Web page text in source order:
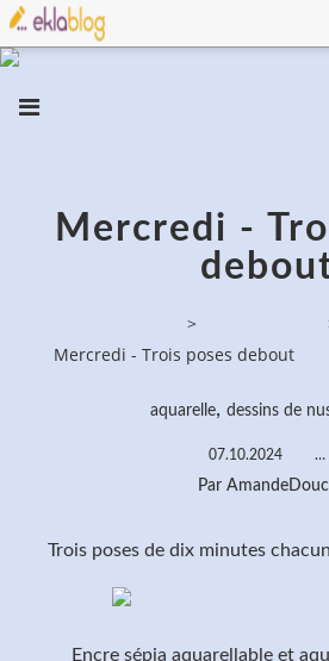
Mercredi -
>
Mercredi - Trois poses debout
aquarelle, dessins de
07.10.2024 …
Par
Trois poses de dix minutes
Encre sépia aquarellable et